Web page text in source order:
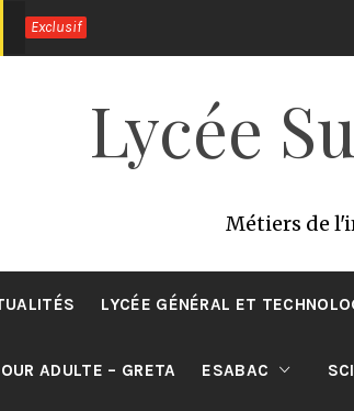
Exclusif
Lycée
Métiers de
LYCÉE GÉNÉRAL ET
ADULTE – GRETA ESABAC